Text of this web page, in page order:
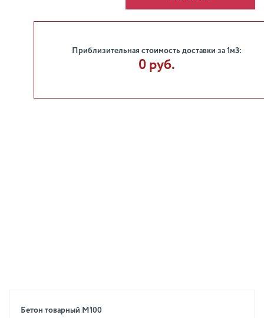
Приблизительная стоимость доставки за 1м3:
0 руб.
Бетон товарный М100